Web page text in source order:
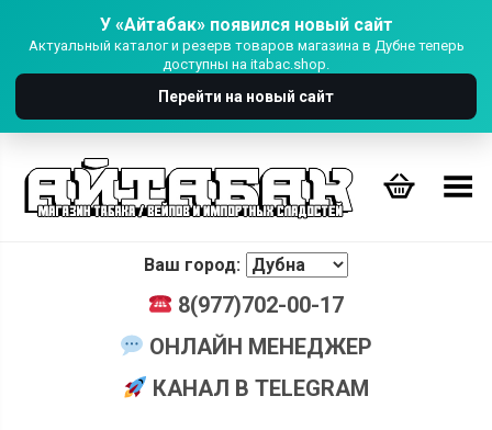
У «Айтабак» появился новый сайт
Актуальный каталог и резерв товаров магазина в Дубне теперь
доступны на itabac.shop.
Перейти на новый сайт
Переключить Меню
Ваш город:
8(977)702-00-17
ОНЛАЙН МЕНЕДЖЕР
КАНАЛ В TELEGRAM